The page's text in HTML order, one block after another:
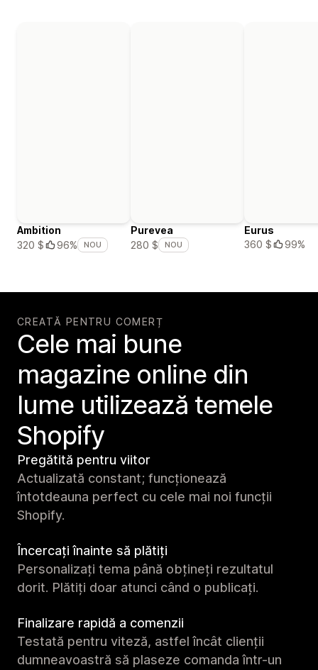
Ambition
320 $
96% NOU
Purevea
280 $
NOU
Eurus
360 $
99%
CREATĂ PENTRU COMERȚ
Cele mai bune
magazine online din
lume utilizează temele
Shopify
Pregătită pentru viitor
Actualizată constant; funcționează
întotdeauna perfect cu cele mai noi funcții
Shopify.
Încercați înainte să plătiți
Personalizați tema până obțineți rezultatul
dorit. Plătiți doar atunci când o publicați.
Finalizare rapidă a comenzii
Testată pentru viteză, astfel încât clienții
dumneavoastră să plaseze comanda într-un